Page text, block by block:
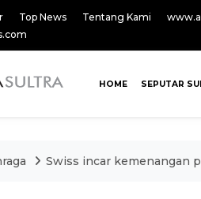
Top News Tentang Kami
HOME SEPUTAR
Swiss incar kemenangan